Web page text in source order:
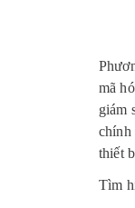
mã
giám
chính
thiết
Tìm